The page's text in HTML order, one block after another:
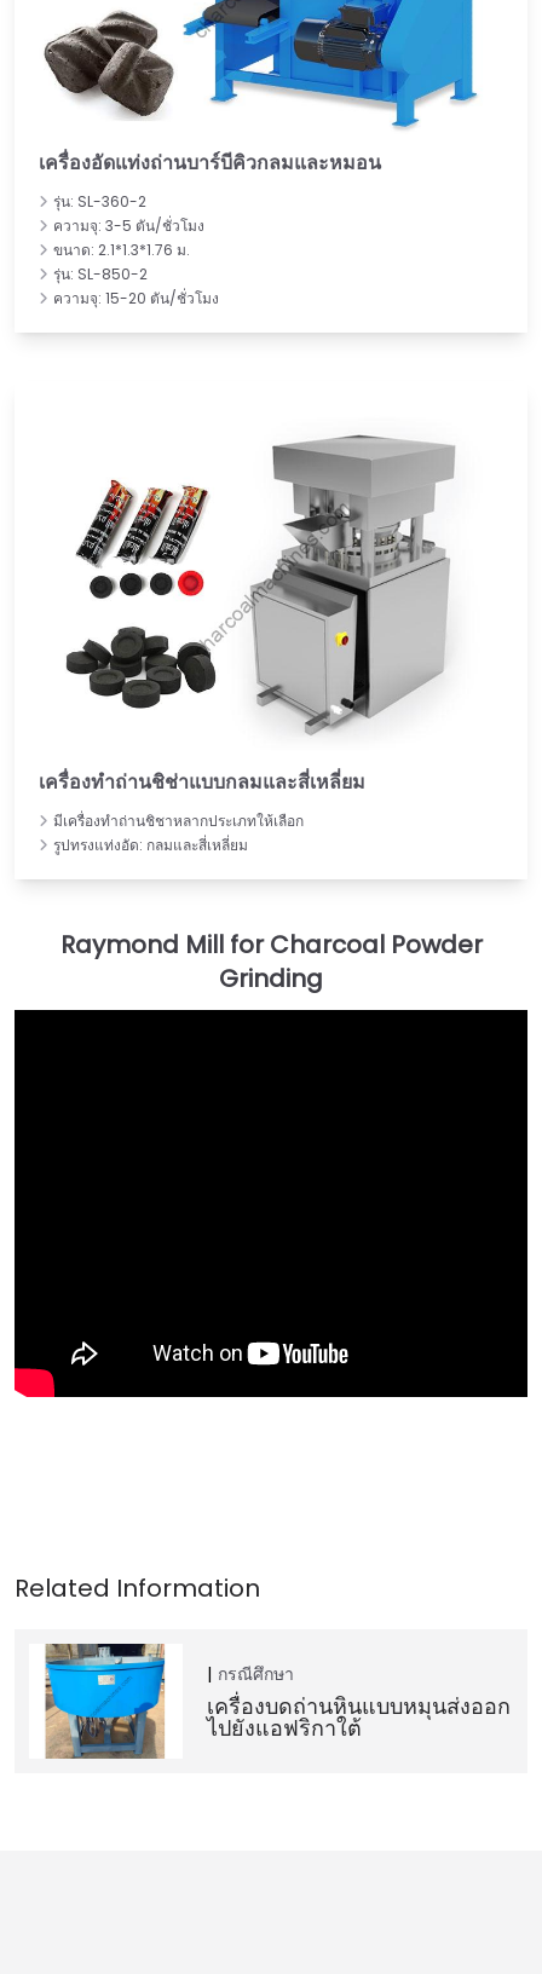
เครื่องอัดแท่งถ่านบาร์บีคิวกลมและหมอน
รุ่น: SL-360-2
ความจุ: 3-5 ตัน/ชั่วโมง
ขนาด: 2.1*1.3*1.76 ม.
รุ่น: SL-850-2
ความจุ: 15-20 ตัน/ชั่วโมง
เครื่องทำถ่านชิช่าแบบกลมและสี่เหลี่ยม
มีเครื่องทำถ่านชิชาหลากประเภทให้เลือก
รูปทรงแท่งอัด: กลมและสี่เหลี่ยม
กรณีศึกษา
เครื่องบดถ่านหินแบบหมุนส่งออก
ไปยังแอฟริกาใต้